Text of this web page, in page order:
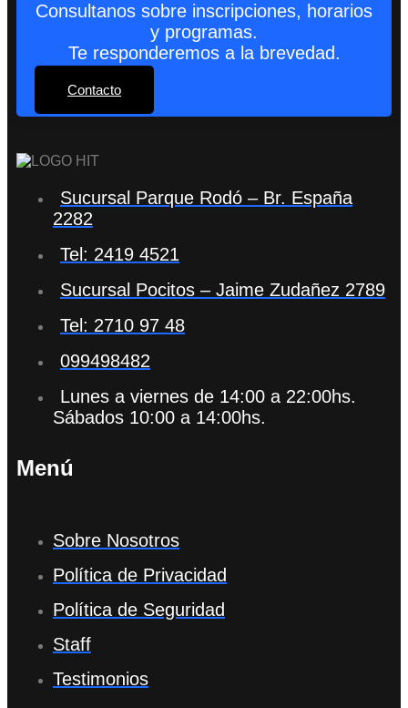
Consultanos sobre inscripciones, horarios
y programas.
Te responderemos a la brevedad.
Contacto
Sucursal Parque Rodó – Br. España
2282
Tel: 2419 4521
Sucursal Pocitos – Jaime Zudañez 2789
Tel: 2710 97 48
099498482
Lunes a viernes de 14:00 a 22:00hs.
Sábados 10:00 a 14:00hs.
Menú
Sobre Nosotros
Política de Privacidad
Política de Seguridad
Staff
Testimonios